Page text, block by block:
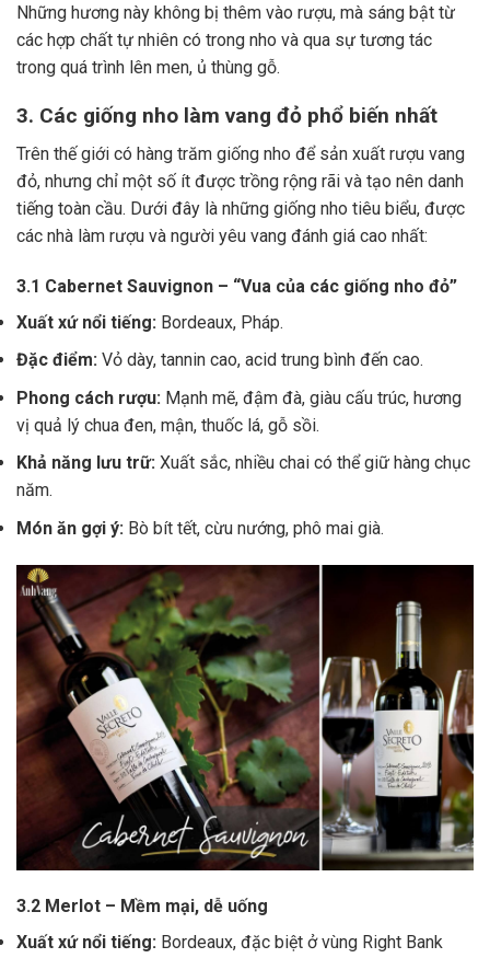
Những hương này không bị thêm vào rượu, mà sáng bật từ
các hợp chất tự nhiên có trong nho và qua sự tương tác
trong quá trình lên men, ủ thùng gỗ.
3. Các giống nho làm vang đỏ phổ biến nhất
Trên thế giới có hàng trăm giống nho để sản xuất rượu vang
đỏ, nhưng chỉ một số ít được trồng rộng rãi và tạo nên danh
tiếng toàn cầu. Dưới đây là những giống nho tiêu biểu, được
các nhà làm rượu và người yêu vang đánh giá cao nhất:
3.1 Cabernet Sauvignon – “Vua của các giống nho đỏ”
Xuất xứ nổi tiếng: Bordeaux, Pháp.
Đặc điểm: Vỏ dày, tannin cao, acid trung bình đến cao.
Phong cách rượu: Mạnh mẽ, đậm đà, giàu cấu trúc, hương
vị quả lý chua đen, mận, thuốc lá, gỗ sồi.
Khả năng lưu trữ: Xuất sắc, nhiều chai có thể giữ hàng chục
năm.
Món ăn gợi ý: Bò bít tết, cừu nướng, phô mai già.
3.2 Merlot – Mềm mại, dễ uống
Xuất xứ nổi tiếng: Bordeaux, đặc biệt ở vùng Right Bank